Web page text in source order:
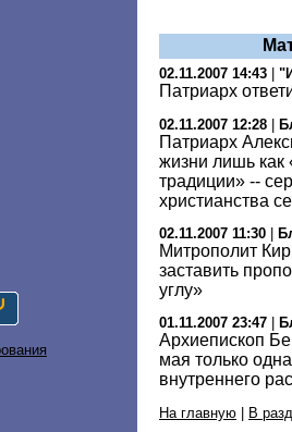
02.11.2007 14:43
Патриарх
02.11.2007 12:28 |
Патриарх
жизни лишь как
традиции» --
христианства
02.11.2007 11:30
Митрополит
заставить
углу»
01.11.2007 23:47
Архиепископ
мая только
внутреннего
На главную | В